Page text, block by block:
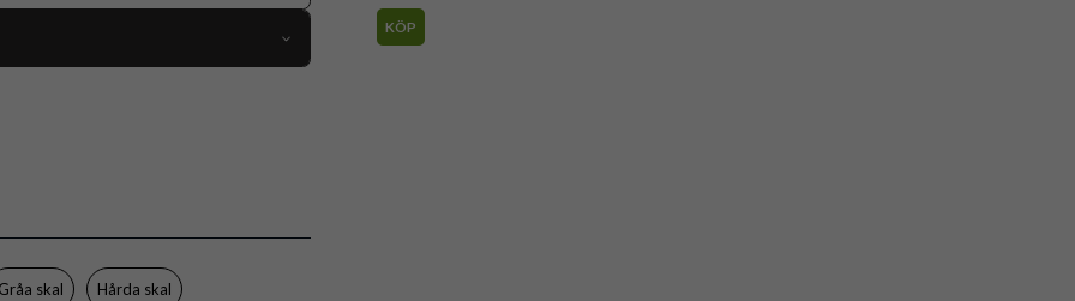
KÖP
Grå
Hårdplast (PC), Mjukplast (TPU)
Gråa skal Hårda skal